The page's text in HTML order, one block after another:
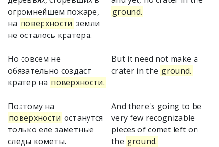
огромнейшем пожаре,
на поверхности земли
не осталось кратера.
ground.
Но совсем не
обязательно создаст
кратер на поверхности.
But it need not make a
crater in the ground.
Поэтому на
поверхности останутся
только еле заметные
следы кометы.
And there's going to be
very few recognizable
pieces of comet left on
the ground.